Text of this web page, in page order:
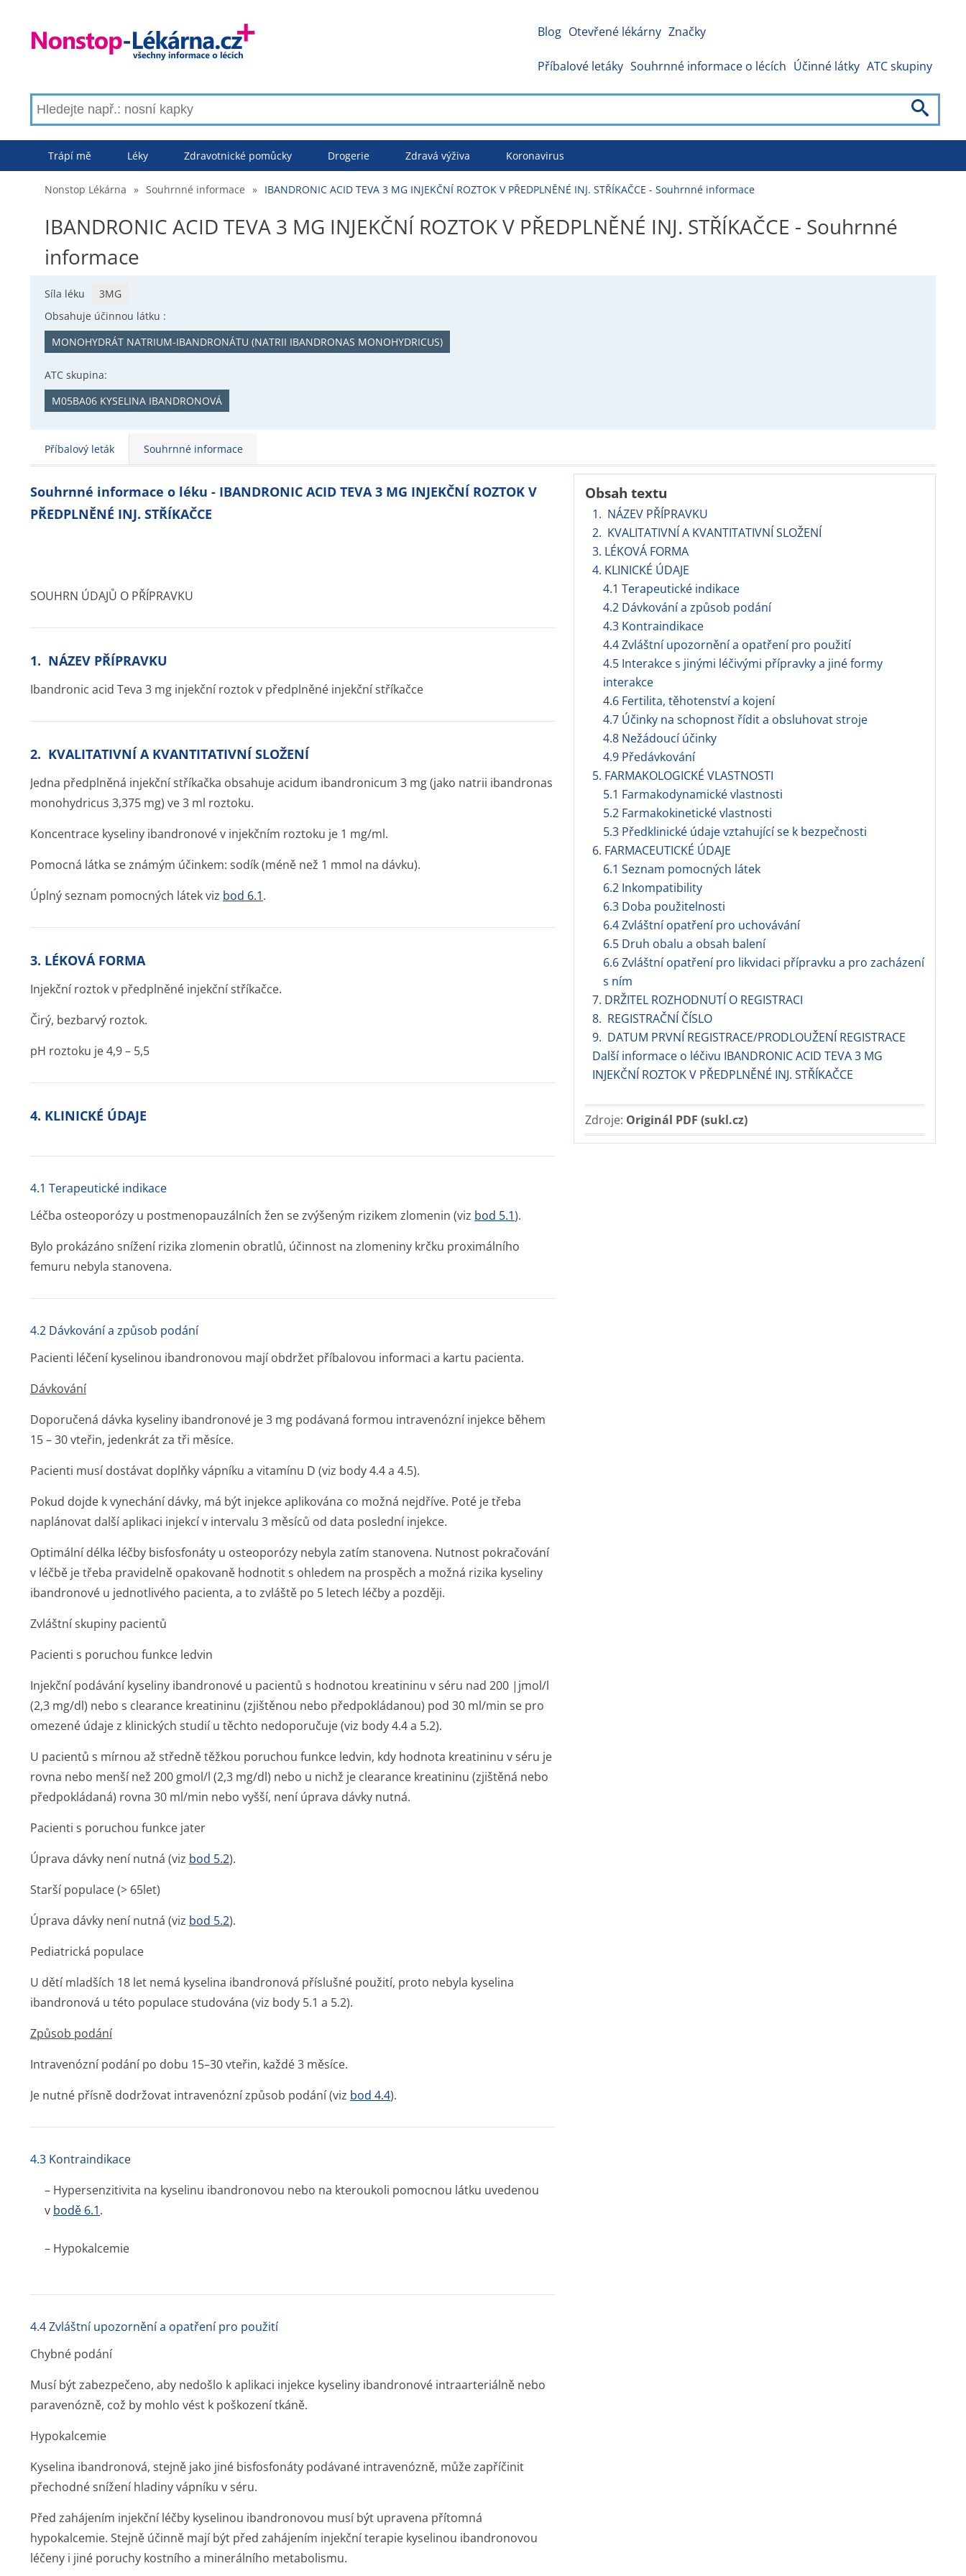
Blog Otevřené lékárny Značky
Příbalové letáky Souhrnné informace o lécích Účinné látky ATC skupiny
Trápí mě Léky Zdravotnické pomůcky Drogerie Zdravá výživa Koronavirus
Nonstop Lékárna » Souhrnné informace » IBANDRONIC ACID TEVA 3 MG INJEKČNÍ ROZTOK V PŘEDPLNĚNÉ INJ. STŘÍKAČCE - Souhrnné informace
IBANDRONIC ACID TEVA 3 MG INJEKČNÍ ROZTOK V PŘEDPLNĚNÉ INJ. STŘÍKAČCE - Souhrnné
informace
Síla léku
3MG
Obsahuje účinnou látku :
MONOHYDRÁT NATRIUM-IBANDRONÁTU (NATRII IBANDRONAS MONOHYDRICUS)
ATC skupina:
M05BA06 KYSELINA IBANDRONOVÁ
Příbalový leták Souhrnné informace
Obsah textu
1. NÁZEV PŘÍPRAVKU
2. KVALITATIVNÍ A KVANTITATIVNÍ SLOŽENÍ
3. LÉKOVÁ FORMA
4. KLINICKÉ ÚDAJE
4.1 Terapeutické indikace
4.2 Dávkování a způsob podání
4.3 Kontraindikace
4.4 Zvláštní upozornění a opatření pro použití
4.5 Interakce s jinými léčivými přípravky a jiné formy
interakce
4.6 Fertilita, těhotenství a kojení
4.7 Účinky na schopnost řídit a obsluhovat stroje
4.8 Nežádoucí účinky
4.9 Předávkování
5. FARMAKOLOGICKÉ VLASTNOSTI
5.1 Farmakodynamické vlastnosti
5.2 Farmakokinetické vlastnosti
5.3 Předklinické údaje vztahující se k bezpečnosti
6. FARMACEUTICKÉ ÚDAJE
6.1 Seznam pomocných látek
6.2 Inkompatibility
6.3 Doba použitelnosti
6.4 Zvláštní opatření pro uchovávání
6.5 Druh obalu a obsah balení
6.6 Zvláštní opatření pro likvidaci přípravku a pro zacházení
s ním
7. DRŽITEL ROZHODNUTÍ O REGISTRACI
8. REGISTRAČNÍ ČÍSLO
9. DATUM PRVNÍ REGISTRACE/PRODLOUŽENÍ REGISTRACE
Další informace o léčivu IBANDRONIC ACID TEVA 3 MG
INJEKČNÍ ROZTOK V PŘEDPLNĚNÉ INJ. STŘÍKAČCE
Zdroje: Originál PDF (sukl.cz)
Souhrnné informace o léku - IBANDRONIC ACID TEVA 3 MG INJEKČNÍ ROZTOK V
PŘEDPLNĚNÉ INJ. STŘÍKAČCE
SOUHRN ÚDAJŮ O PŘÍPRAVKU
1. NÁZEV PŘÍPRAVKU
Ibandronic acid Teva 3 mg injekční roztok v předplněné injekční stříkačce
2. KVALITATIVNÍ A KVANTITATIVNÍ SLOŽENÍ
Jedna předplněná injekční stříkačka obsahuje acidum ibandronicum 3 mg (jako natrii ibandronas
monohydricus 3,375 mg) ve 3 ml roztoku.
Koncentrace kyseliny ibandronové v injekčním roztoku je 1 mg/ml.
Pomocná látka se známým účinkem: sodík (méně než 1 mmol na dávku).
Úplný seznam pomocných látek viz bod 6.1.
3. LÉKOVÁ FORMA
Injekční roztok v předplněné injekční stříkačce.
Čirý, bezbarvý roztok.
pH roztoku je 4,9 – 5,5
4. KLINICKÉ ÚDAJE
4.1 Terapeutické indikace
Léčba osteoporózy u postmenopau­zálních žen se zvýšeným rizikem zlomenin (viz bod 5.1).
Bylo prokázáno snížení rizika zlomenin obratlů, účinnost na zlomeniny krčku proximálního
femuru nebyla stanovena.
4.2 Dávkování a způsob podání
Pacienti léčení kyselinou ibandronovou mají obdržet příbalovou informaci a kartu pacienta.
Dávkování
Doporučená dávka kyseliny ibandronové je 3 mg podávaná formou intravenózní injekce během
15 – 30 vteřin, jedenkrát za tři měsíce.
Pacienti musí dostávat doplňky vápníku a vitamínu D (viz body 4.4 a 4.5).
Pokud dojde k vynechání dávky, má být injekce aplikována co možná nejdříve. Poté je třeba
naplánovat další aplikaci injekcí v intervalu 3 měsíců od data poslední injekce.
Optimální délka léčby bisfosfonáty u osteoporózy nebyla zatím stanovena. Nutnost pokračování
v léčbě je třeba pravidelně opakovaně hodnotit s ohledem na prospěch a možná rizika kyseliny
ibandronové u jednotlivého pacienta, a to zvláště po 5 letech léčby a později.
Zvláštní skupiny pacientů
Pacienti s poruchou funkce ledvin
Injekční podávání kyseliny ibandronové u pacientů s hodnotou kreatininu v séru nad 200 |jmol/l
(2,3 mg/dl) nebo s clearance kreatininu (zjištěnou nebo předpokládanou) pod 30 ml/min se pro
omezené údaje z klinických studií u těchto nedoporučuje (viz body 4.4 a 5.2).
U pacientů s mírnou až středně těžkou poruchou funkce ledvin, kdy hodnota kreatininu v séru je
rovna nebo menší než 200 gmol/l (2,3 mg/dl) nebo u nichž je clearance kreatininu (zjištěná nebo
předpokládaná) rovna 30 ml/min nebo vyšší, není úprava dávky nutná.
Pacienti s poruchou funkce jater
Úprava dávky není nutná (viz bod 5.2).
Starší populace (> 65let)
Úprava dávky není nutná (viz bod 5.2).
Pediatrická populace
U dětí mladších 18 let nemá kyselina ibandronová příslušné použití, proto nebyla kyselina
ibandronová u této populace studována (viz body 5.1 a 5.2).
Způsob podání
Intravenózní podání po dobu 15–30 vteřin, každé 3 měsíce.
Je nutné přísně dodržovat intravenózní způsob podání (viz bod 4.4).
4.3 Kontraindikace
– Hypersenzitivita na kyselinu ibandronovou nebo na kteroukoli pomocnou látku uvedenou
v bodě 6.1.
– Hypokalcemie
4.4 Zvláštní upozornění a opatření pro použití
Chybné podání
Musí být zabezpečeno, aby nedošlo k aplikaci injekce kyseliny ibandronové intraarteriálně nebo
paravenózně, což by mohlo vést k poškození tkáně.
Hypokalcemie
Kyselina ibandronová, stejně jako jiné bisfosfonáty podávané intravenózně, může zapříčinit
přechodné snížení hladiny vápníku v séru.
Před zahájením injekční léčby kyselinou ibandronovou musí být upravena přítomná
hypokalcemie. Stejně účinně mají být před zahájením injekční terapie kyselinou ibandronovou
léčeny i jiné poruchy kostního a minerálního metabolismu.